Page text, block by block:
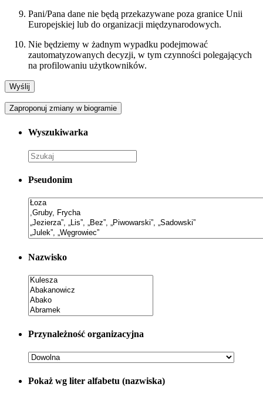
Pani/Pana dane nie będą przekazywane poza granice Unii
Europejskiej lub do organizacji międzynarodowych.
Nie będziemy w żadnym wypadku podejmować
zautomatyzowanych decyzji, w tym czynności polegających
na profilowaniu użytkowników.
Zaproponuj zmiany w biogramie
Wyszukiwarka
Pseudonim
Nazwisko
Przynależność organizacyjna
Pokaż wg liter alfabetu (nazwiska)